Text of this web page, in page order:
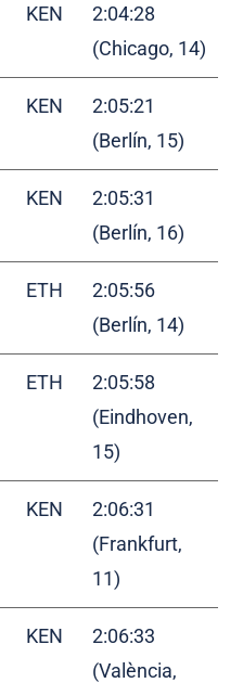
KEN
2:04:28
(Chicago, 14)
KEN
2:05:21
(Berlín, 15)
KEN
2:05:31
(Berlín, 16)
ETH
2:05:56
(Berlín, 14)
ETH
2:05:58
(Eindhoven,
15)
KEN
2:06:31
(Frankfurt,
11)
KEN
2:06:33
(València,